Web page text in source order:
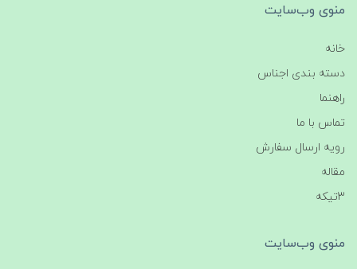
منوی وب‌سایت
خانه
دسته بندی اجناس
راهنما
تماس با ما
رویه ارسال سفارش
مقاله
3تیکه
منوی وب‌سایت